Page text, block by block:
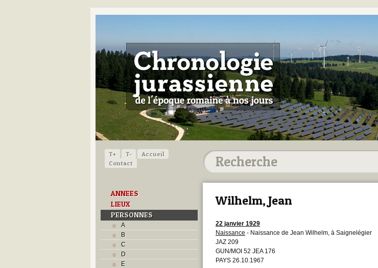
T+ T-
Accueil
Contact
ANNEES
LIEUX
PERSONNES
A
B
C
D
E
Wilhelm, Jean
22 janvier 1929
Naissance - Naissance de Jean Wilhelm, à Saignelégier
JAZ 209
GUN/MOI 52 JEA 176
PAYS 26.10.1967